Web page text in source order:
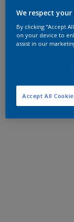
We respect your
By clicking “Accept
on your device to
assist in our
Accept All